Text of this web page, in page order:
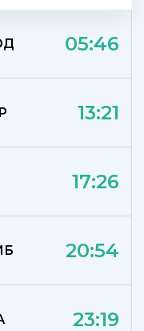
05:46
13:21
17:26
20:54
23:19